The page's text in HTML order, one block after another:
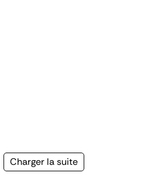
Page
Charger la suite